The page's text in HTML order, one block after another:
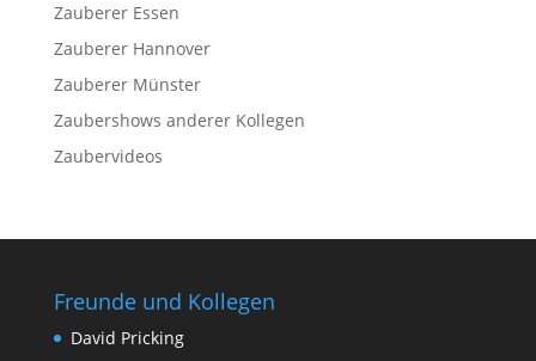
Zauberer Essen
Zauberer Hannover
Zauberer Münster
Zaubershows anderer Kollegen
Zaubervideos
Freunde und Kollegen
David Pricking